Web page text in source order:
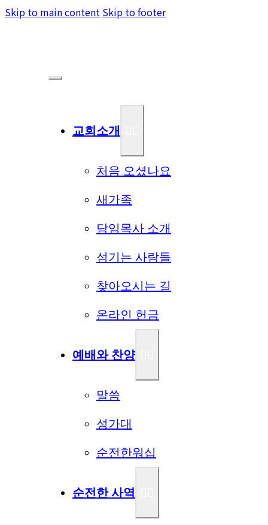
Skip to main content Skip to footer
교회소개
처음 오셨나요
새가족
담임목사 소개
섬기는 사람들
찾아오시는 길
온라인 헌금
예배와 찬양
말씀
성가대
순전한워십
순전한 사역